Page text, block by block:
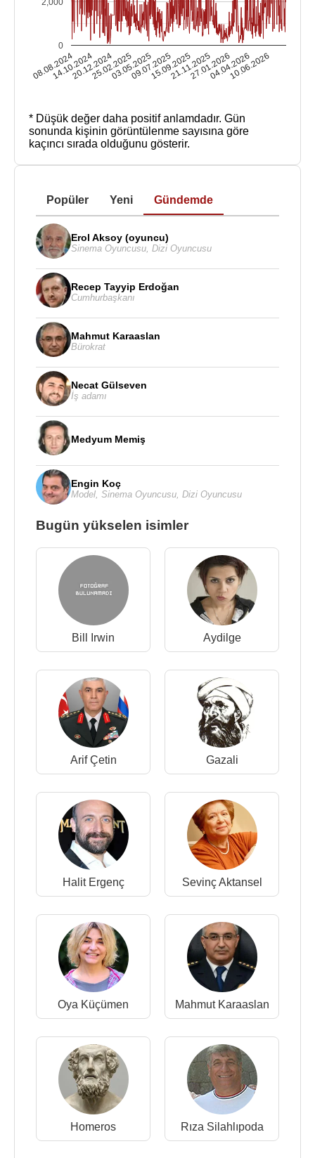
08.08.2024
14.10.2024
20.12.2024
25.02.2025
03.05.2025
09.07.2025
15.09.2025
21.11.2025
27.01.2026
04.04.2026
10.06.2026
0
2,000
* Düşük değer daha positif anlamdadır. Gün
sonunda kişinin görüntülenme sayısına göre
kaçıncı sırada olduğunu gösterir.
Popüler Yeni Gündemde
Erol Aksoy (oyuncu)
Sinema Oyuncusu Dizi Oyuncusu
Recep Tayyip Erdoğan
Cumhurbaşkanı
Mahmut Karaaslan
Bürokrat
Necat Gülseven
İş adamı
Medyum Memiş
Engin Koç
Model Sinema Oyuncusu Dizi Oyuncusu
Bugün yükselen isimler
Bill Irwin Aydilge
Arif Çetin Gazali
Halit Ergenç Sevinç Aktansel
Oya Küçümen Mahmut Karaaslan
Homeros Rıza Silahlıpoda